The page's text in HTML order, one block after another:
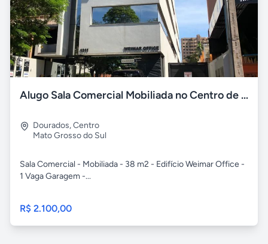
Alugo Sala Comercial Mobiliada no Centro de Dourados / MS
Dourados,Centro
Mato Grosso do Sul
Sala Comercial - Mobiliada - 38 m2 - Edifício Weimar Office -
1 Vaga Garagem -...
R$ 2.100,00